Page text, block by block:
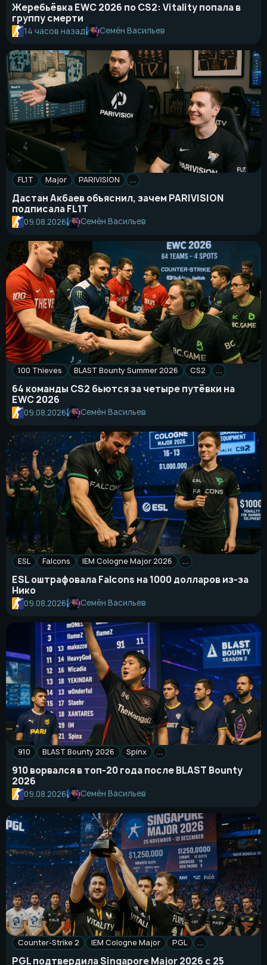
Жеребьёвка EWC 2026 по CS2: Vitality попала в
группу смерти
14 часов назад Семён Васильев
FL1T Major PARIVISION …
Дастан Акбаев объяснил, зачем PARIVISION
подписала FL1T
09.08.2026 Семён Васильев
100 Thieves BLAST Bounty Summer 2026 CS2 …
64 команды CS2 бьются за четыре путёвки на
EWC 2026
09.08.2026 Семён Васильев
ESL Falcons IEM Cologne Major 2026 …
ESL оштрафовала Falcons на 1000 долларов из-за
Нико
09.08.2026 Семён Васильев
910 BLAST Bounty 2026 Spinx …
910 ворвался в топ-20 года после BLAST Bounty
2026
09.08.2026 Семён Васильев
Counter-Strike 2 IEM Cologne Major PGL …
PGL подтвердила Singapore Major 2026 с 25